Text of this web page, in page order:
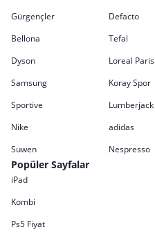
Gürgençler Defacto
Bellona
Tefal
Dyson
Loreal Paris
Samsung
Koray Spor
Sportive
Lumberjack
Nike
adidas
Suwen
Nespresso
Popüler Sayfalar
iPad
Kombi
Ps5 Fiyat